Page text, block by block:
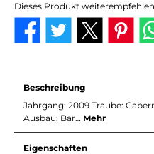
Dieses Produkt
Beschreibung
Jahrgang: 2009 Traube:
Ausbau: Bar… Mehr
Eigenschaften